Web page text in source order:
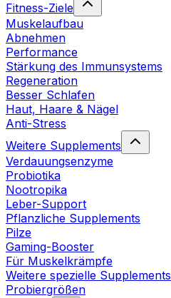
Fitness-Ziele
Muskelaufbau
Abnehmen
Performance
Stärkung des Immunsystems
Regeneration
Besser Schlafen
Haut, Haare & Nägel
Anti-Stress
Weitere Supplements
Verdauungsenzyme
Probiotika
Nootropika
Leber-Support
Pflanzliche Supplements
Pilze
Gaming-Booster
Für Muskelkrämpfe
Weitere spezielle Supplements
Probiergrößen